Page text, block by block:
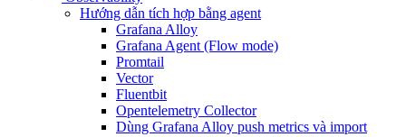
Hướng dẫn tích hợp bằng agent
Grafana Alloy
Grafana Agent (Flow mode)
Promtail
Vector
Fluentbit
Opentelemetry Collector
Dùng Grafana Alloy push metrics và import